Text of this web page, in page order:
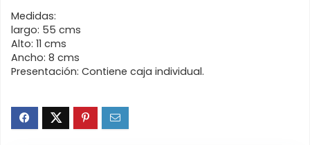
Medidas:
largo: 55 cms
Alto: 11 cms
Ancho: 8 cms
Presentación: Contiene caja individual.